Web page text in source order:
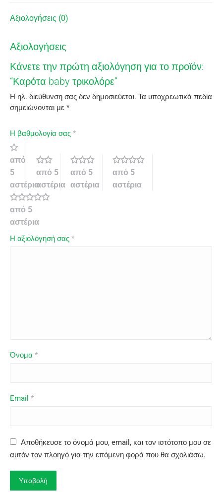
Αξιολογήσεις (0)
Αξιολογήσεις
Κάνετε την πρώτη αξιολόγηση για το προϊόν:
“Καρότα baby τρικολόρε”
Η ηλ. διεύθυνση σας δεν δημοσιεύεται. Τα υποχρεωτικά πεδία
σημειώνονται με *
Η βαθμολογία σας *
από
5
αστέρια
από 5
αστέρια
από 5
αστέρια
από 5
αστέρια
από 5
αστέρια
Η αξιολόγησή σας *
Όνομα *
Email *
Αποθήκευσε το όνομά μου, email, και τον ιστότοπο μου σε
αυτόν τον πλοηγό για την επόμενη φορά που θα σχολιάσω.